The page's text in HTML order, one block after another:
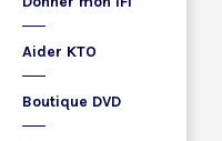
Aider KTO
Boutique DVD